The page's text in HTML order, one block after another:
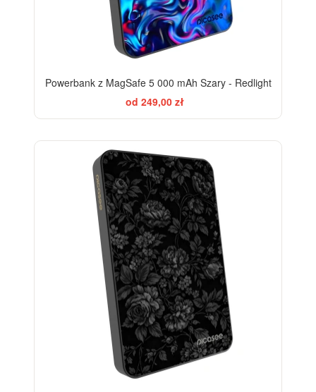
Powerbank z MagSafe 5 000 mAh Szary - Redlight
od 249,00 zł